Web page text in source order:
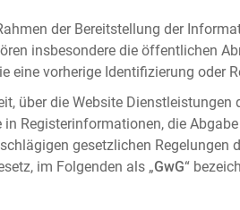
der Bereitstellung der
insbesondere die öffentlichen
eine vorherige Identifizierung oder
über die Website Dienstleistungen
Registerinformationen, die
gesetzlichen Regelungen
im Folgenden als „GwG“